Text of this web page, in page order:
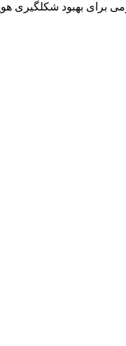
برای بهبود